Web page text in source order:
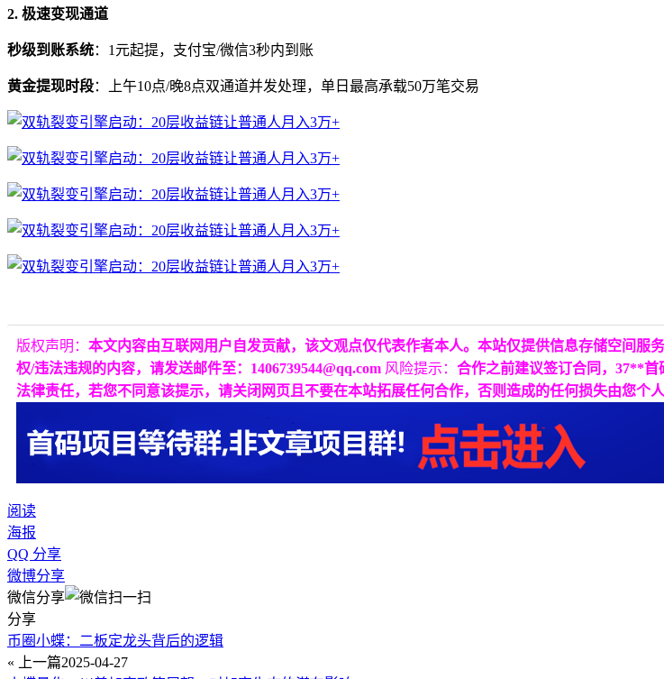
2. 极速变现通道
秒级到账系统：1元起提，支付宝/微信3秒内到账
黄金提现时段：上午10点/晚8点双通道并发处理，单日最高承载50万笔交易
版权声明： 本文内容由互联网用户自发贡献，该文观点仅代表作者本人。本站仅提供信息存储空间
权/违法违规的内容，请发送邮件至：1406739544@qq.com 风险提示： 合作之前建议签订合同，37**
法律责任，若您不同意该提示，请关闭网页且不要在本站拓展任何合作，否则造成的任何损失由您个人
阅读
海报
QQ 分享
微博分享
微信分享
分享
币圈小蝶：二板定龙头背后的逻辑
« 上一篇2025-04-27